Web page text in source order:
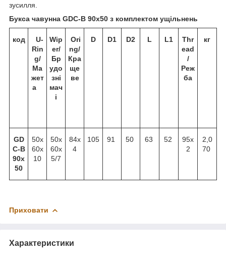
зусилля.
Букса чавунна GDC-B 90х50 з комплектом ущільнень
код
U-
Rin
g/
Ма
жет
а
Wip
er/
Бр
удо
зні
мач
і
Ori
ng/
Кра
ще
ве
D D1 D2 L L1
Thr
ead
/
Реж
ба
кг
GD
C-B
90x
50
50х
60х
10
50х
60х
5/7
84х
4
105 91 50 63 52
95х
2
2,0
70
Приховати
Характеристики